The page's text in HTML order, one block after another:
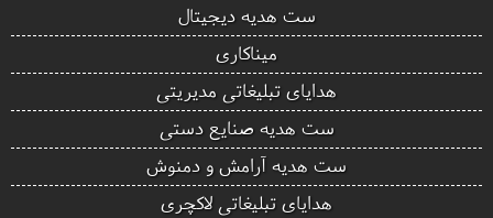
ست هدیه دیجیتال
میناکاری
هدایای تبلیغاتی مدیریتی
ست هدیه صنایع دستی
ست هدیه آرامش و دمنوش
هدایای تبلیغاتی لاکچری